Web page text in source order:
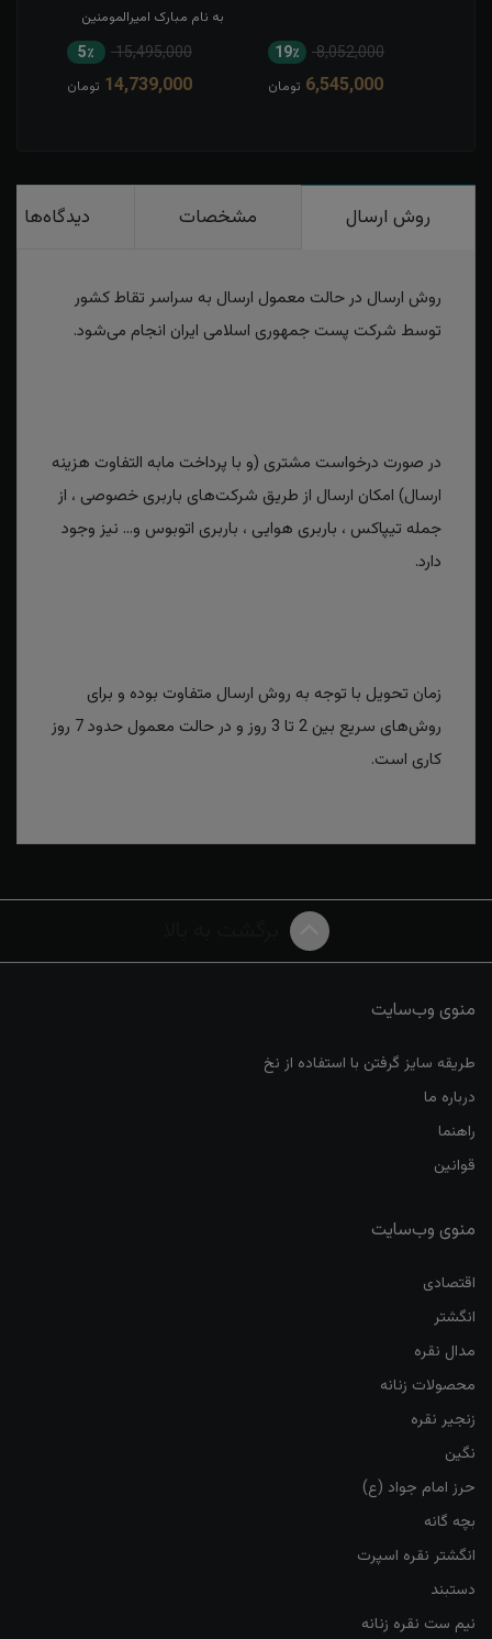
8,052,000 19٪
6,545,000 تومان
به نام مبارک امیرالمومنین
15,495,000 5٪
14,739,000 تومان
روش ارسال مشخصات دیدگاه‌ها
روش ارسال در حالت معمول ارسال به سراسر تقاط کشور
توسط شرکت پست جمهوری اسلامی ایران انجام می‌شود.
در صورت درخواست مشتری (و با پرداخت مابه التفاوت هزینه
ارسال) امکان ارسال از طریق شرکت‌های باربری خصوصی ، از
جمله تیپاکس ، باربری هوایی ، باربری اتوبوس و... نیز وجود
دارد.
زمان تحویل با توجه به روش ارسال متفاوت بوده و برای
روش‌های سریع بین 2 تا 3 روز و در حالت معمول حدود 7 روز
کاری است.
منوی وب‌سایت
طریقه سایز گرفتن با استفاده از نخ
درباره ما
راهنما
قوانین
منوی وب‌سایت
اقتصادی
انگشتر
مدال نقره
محصولات زنانه
زنجیر نقره
نگین
حرز امام جواد (ع)
بچه گانه
انگشتر نقره اسپرت
دستبند
نیم ست نقره زنانه